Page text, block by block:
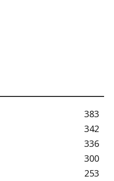
383
342
336
300
253